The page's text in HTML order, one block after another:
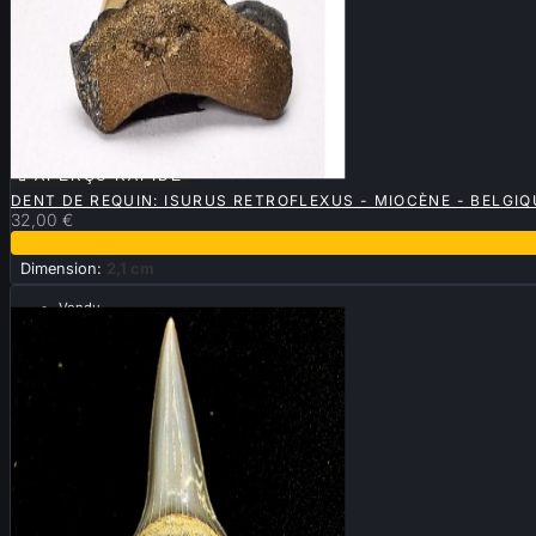
 APERÇU RAPIDE
DENT DE REQUIN: ISURUS RETROFLEXUS - MIOCÈNE -
32,00 €
Dimension: 2,1 cm
Vendu